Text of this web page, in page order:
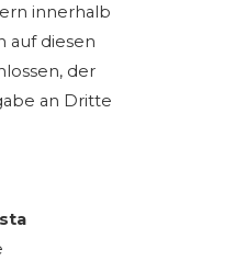
innerhalb
auf diesen
der
an Dritte